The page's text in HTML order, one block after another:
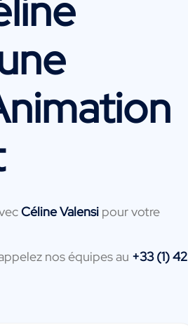
Céline Valensi pour votre
nos équipes au +33 (1) 42